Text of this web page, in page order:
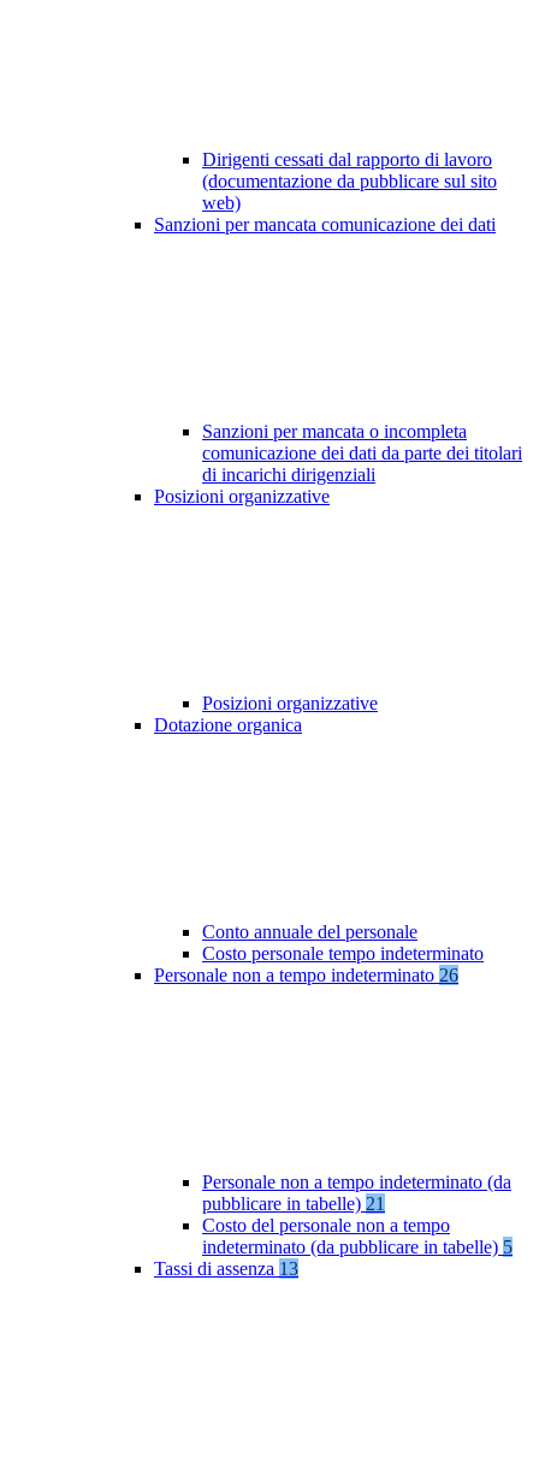
Dirigenti cessati dal rapporto di lavoro
(documentazione da pubblicare sul sito
web)
Sanzioni per mancata comunicazione dei dati
Sanzioni per mancata o incompleta
comunicazione dei dati da parte dei titolari
di incarichi dirigenziali
Posizioni organizzative
Posizioni organizzative
Dotazione organica
Conto annuale del personale
Costo personale tempo indeterminato
Personale non a tempo indeterminato 26
Personale non a tempo indeterminato (da
pubblicare in tabelle) 21
Costo del personale non a tempo
indeterminato (da pubblicare in tabelle) 5
Tassi di assenza 13